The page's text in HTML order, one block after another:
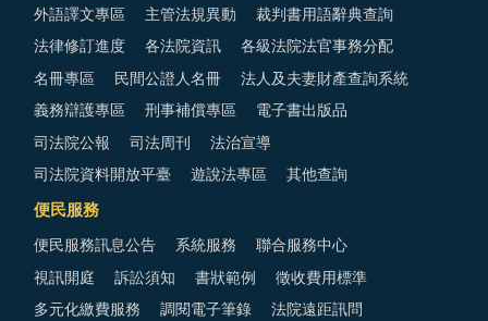
外語譯文專區 主管法規異動 裁判書用語辭典查詢
法律修訂進度 各法院資訊 各級法院法官事務分配
名冊專區 民間公證人名冊 法人及夫妻財產查詢系統
義務辯護專區 刑事補償專區 電子書出版品
司法院公報 司法周刊 法治宣導
司法院資料開放平臺 遊說法專區 其他查詢
便民服務
便民服務訊息公告 系統服務 聯合服務中心
視訊開庭 訴訟須知 書狀範例 徵收費用標準
多元化繳費服務 調閱電子筆錄 法院遠距訊問